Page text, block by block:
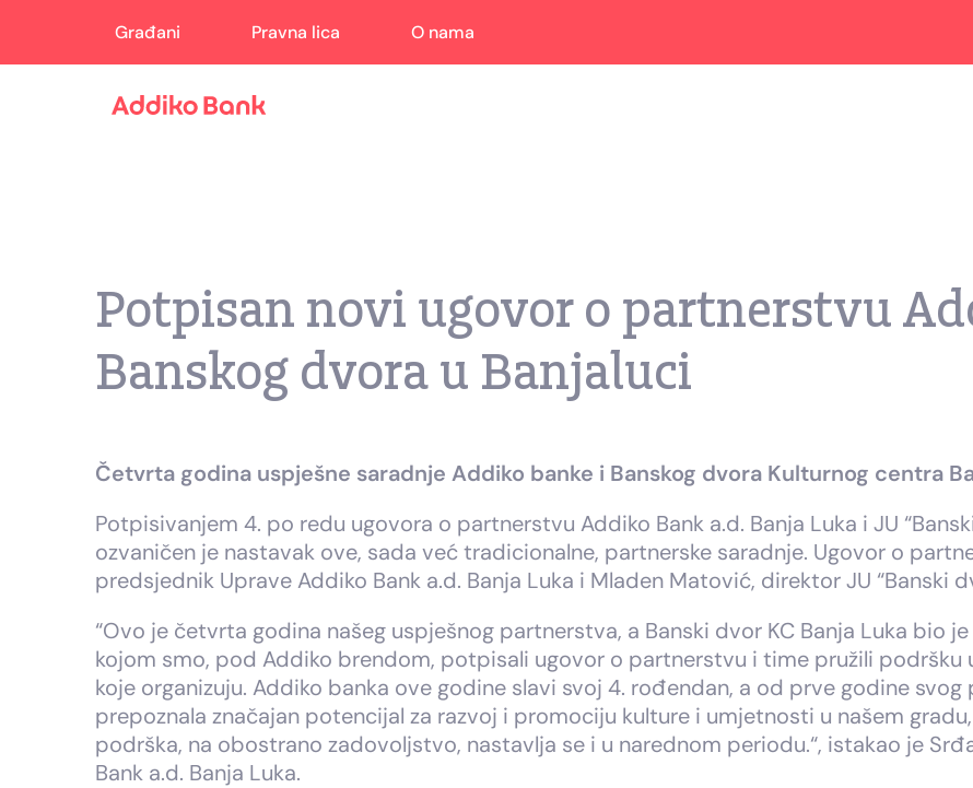
Građani Pravna lica O nama
Potpisan novi ugovor o partnerstvu
Banskog dvora u Banjaluci
Četvrta godina uspješne saradnje Addiko banke i Banskog dvora Kulturnog centra
Potpisivanjem 4. po redu ugovora o partnerstvu Addiko Bank a.d. Banja Luka i JU
ozvaničen je nastavak ove, sada već tradicionalne, partnerske saradnje. Ugovor o
predsjednik Uprave Addiko Bank a.d. Banja Luka i Mladen Matović, direktor JU “Banski
“Ovo je četvrta godina našeg uspješnog partnerstva, a Banski dvor KC Banja Luka bio
kojom smo, pod Addiko brendom, potpisali ugovor o partnerstvu i time pružili
koje organizuju. Addiko banka ove godine slavi svoj 4. rođendan, a od prve godine
prepoznala značajan potencijal za razvoj i promociju kulture i umjetnosti u našem
podrška, na obostrano zadovoljstvo, nastavlja se i u narednom periodu.“, istakao je
Bank a.d. Banja Luka.